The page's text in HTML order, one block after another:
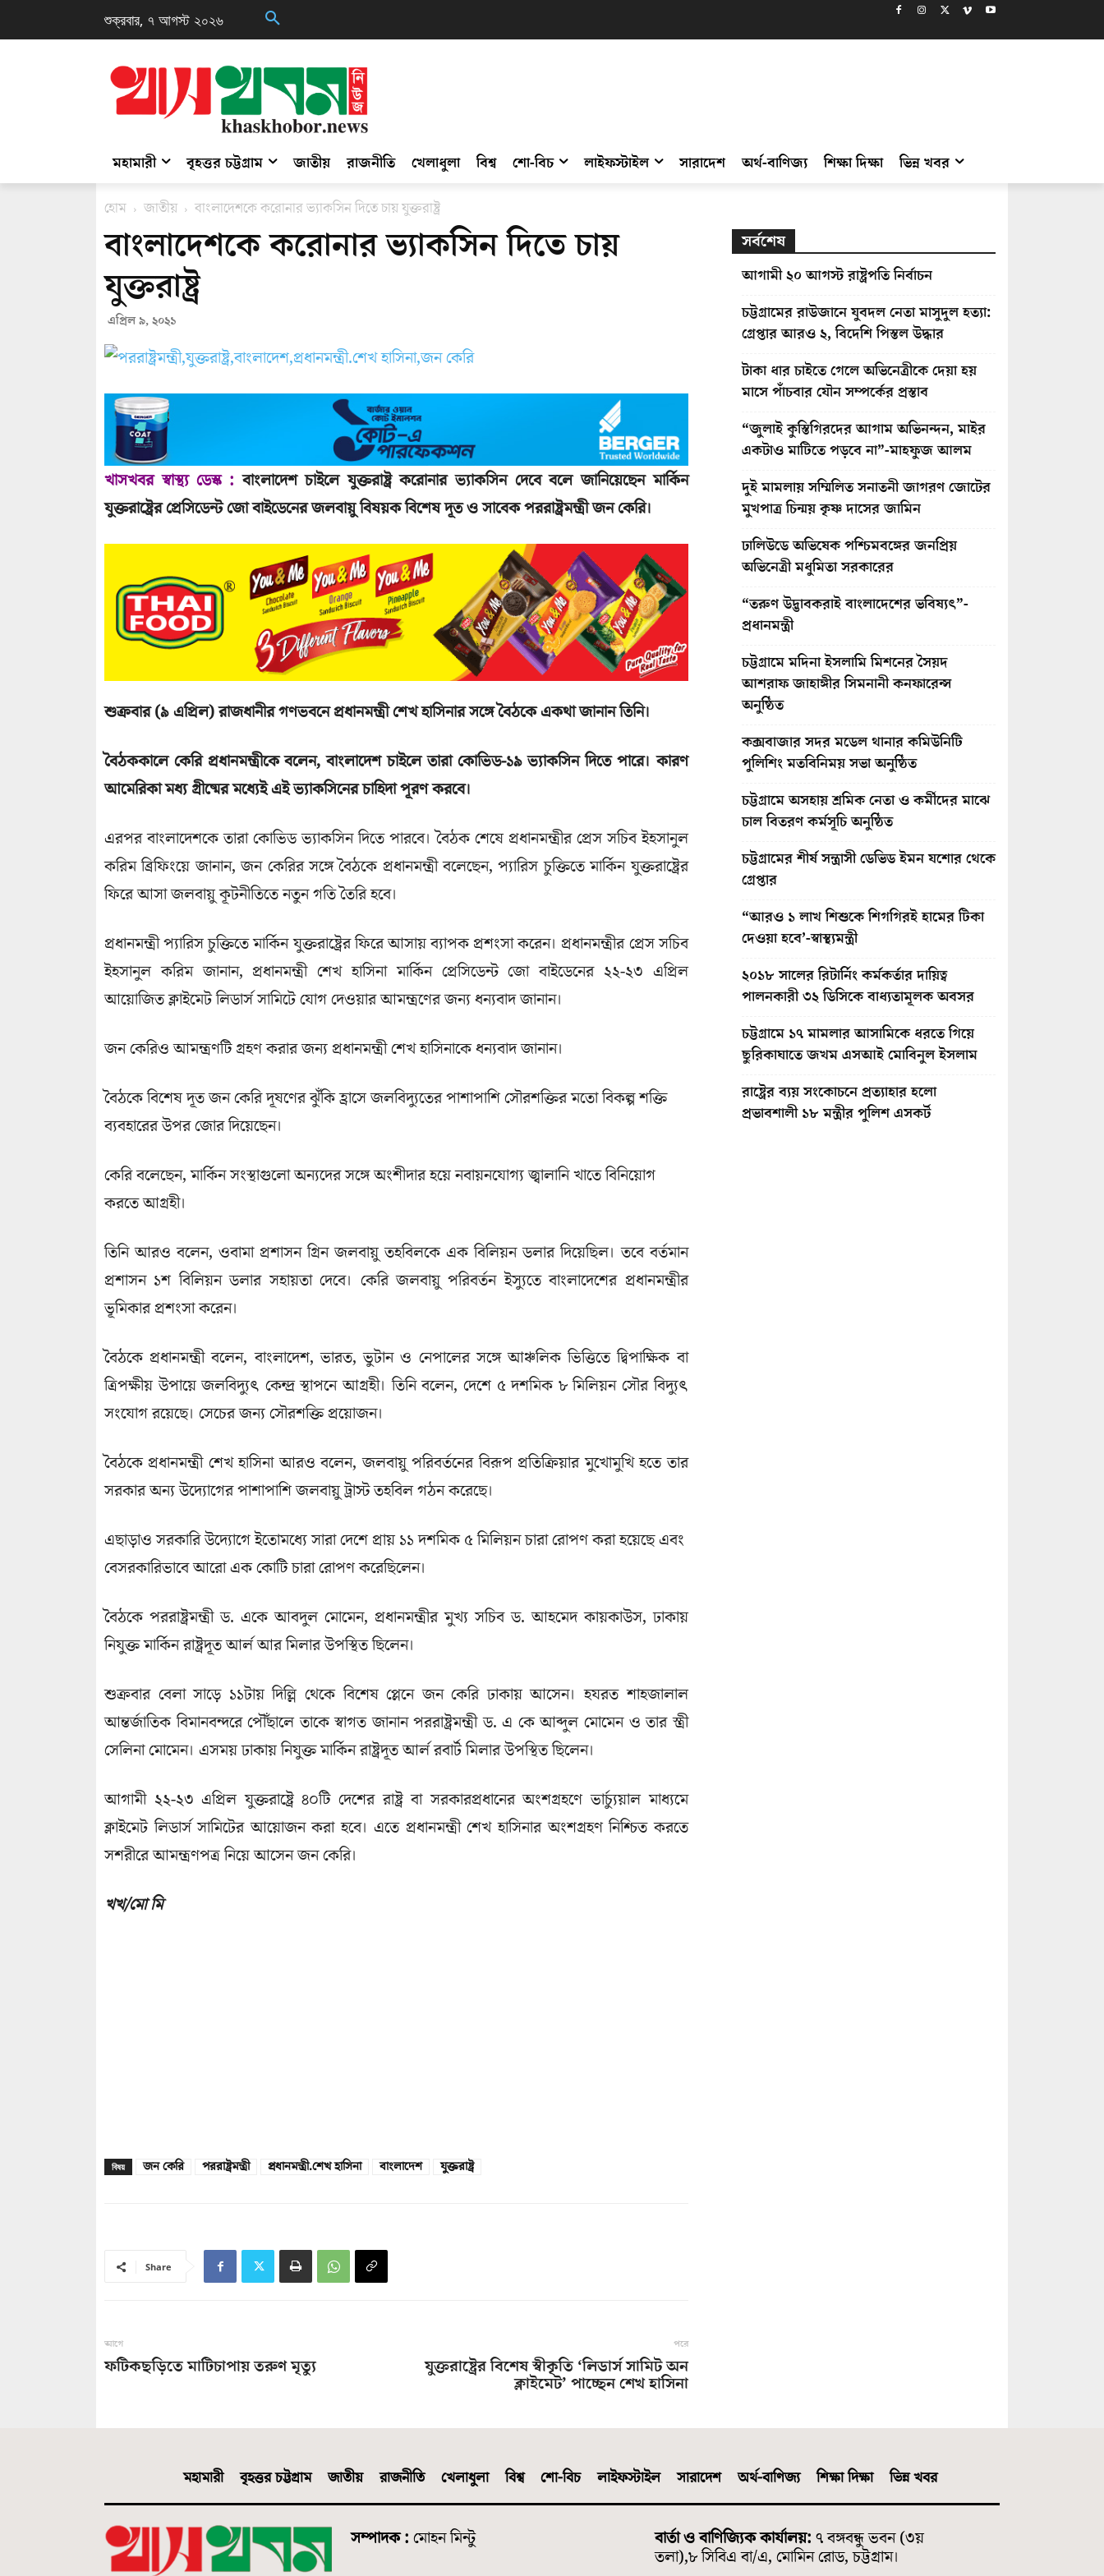
শুক্রবার, ৭ আগস্ট ২০২৬
মহামারী বৃহত্তর চট্টগ্রাম জাতীয় রাজনীতি খেলাধুলা বিশ্ব শো-বিচ লাইফস্টাইল সারাদেশ অর্থ-বাণিজ্য শিক্ষা দিক্ষা ভিন্ন খবর
হোম জাতীয় বাংলাদেশকে করোনার ভ্যাকসিন দিতে চায় যুক্তরাষ্ট্র
বাংলাদেশকে করোনার ভ্যাকসিন দিতে চায়
যুক্তরাষ্ট্র
এপ্রিল ৯, ২০২১
খাসখবর স্বাস্থ‌্য ডেস্ক : বাংলাদেশ চাইলে যুক্তরাষ্ট্র করোনার ভ্যাকসিন দেবে বলে জানিয়েছেন মার্কিন
যুক্তরাষ্ট্রের প্রেসিডেন্ট জো বাইডেনের জলবায়ু বিষয়ক বিশেষ দূত ও সাবেক পররাষ্ট্রমন্ত্রী জন কেরি।
শুক্রবার (৯ এপ্রিল) রাজধানীর গণভবনে প্রধানমন্ত্রী শেখ হাসিনার সঙ্গে বৈঠকে একথা জানান তিনি।
বৈঠককালে কেরি প্রধানমন্ত্রীকে বলেন, বাংলাদেশ চাইলে তারা কোভিড-১৯ ভ্যাকসিন দিতে পারে। কারণ
আমেরিকা মধ্য গ্রীষ্মের মধ্যেই এই ভ্যাকসিনের চাহিদা পূরণ করবে।
এরপর বাংলাদেশকে তারা কোভিড ভ্যাকসিন দিতে পারবে। বৈঠক শেষে প্রধানমন্ত্রীর প্রেস সচিব ইহসানুল
করিম ব্রিফিংয়ে জানান, জন কেরির সঙ্গে বৈঠকে প্রধানমন্ত্রী বলেছেন, প্যারিস চুক্তিতে মার্কিন যুক্তরাষ্ট্রের
ফিরে আসা জলবায়ু কূটনীতিতে নতুন গতি তৈরি হবে।
প্রধানমন্ত্রী প্যারিস চুক্তিতে মার্কিন যুক্তরাষ্ট্রের ফিরে আসায় ব্যাপক প্রশংসা করেন। প্রধানমন্ত্রীর প্রেস সচিব
ইহসানুল করিম জানান, প্রধানমন্ত্রী শেখ হাসিনা মার্কিন প্রেসিডেন্ট জো বাইডেনের ২২-২৩ এপ্রিল
আয়োজিত ক্লাইমেট লিডার্স সামিটে যোগ দেওয়ার আমন্ত্রণের জন্য ধন্যবাদ জানান।
জন কেরিও আমন্ত্রণটি গ্রহণ করার জন্য প্রধানমন্ত্রী শেখ হাসিনাকে ধন্যবাদ জানান।
বৈঠকে বিশেষ দূত জন কেরি দূষণের ঝুঁকি হ্রাসে জলবিদ্যুতের পাশাপাশি সৌরশক্তির মতো বিকল্প শক্তি
ব্যবহারের উপর জোর দিয়েছেন।
কেরি বলেছেন, মার্কিন সংস্থাগুলো অন্যদের সঙ্গে অংশীদার হয়ে নবায়নযোগ্য জ্বালানি খাতে বিনিয়োগ
করতে আগ্রহী।
তিনি আরও বলেন, ওবামা প্রশাসন গ্রিন জলবায়ু তহবিলকে এক বিলিয়ন ডলার দিয়েছিল। তবে বর্তমান
প্রশাসন ১শ বিলিয়ন ডলার সহায়তা দেবে। কেরি জলবায়ু পরিবর্তন ইস্যুতে বাংলাদেশের প্রধানমন্ত্রীর
ভূমিকার প্রশংসা করেন।
বৈঠকে প্রধানমন্ত্রী বলেন, বাংলাদেশ, ভারত, ভুটান ও নেপালের সঙ্গে আঞ্চলিক ভিত্তিতে দ্বিপাক্ষিক বা
ত্রিপক্ষীয় উপায়ে জলবিদ্যুৎ কেন্দ্র স্থাপনে আগ্রহী। তিনি বলেন, দেশে ৫ দশমিক ৮ মিলিয়ন সৌর বিদ্যুৎ
সংযোগ রয়েছে। সেচের জন্য সৌরশক্তি প্রয়োজন।
বৈঠকে প্রধানমন্ত্রী শেখ হাসিনা আরও বলেন, জলবায়ু পরিবর্তনের বিরূপ প্রতিক্রিয়ার মুখোমুখি হতে তার
সরকার অন্য উদ্যোগের পাশাপাশি জলবায়ু ট্রাস্ট তহবিল গঠন করেছে।
এছাড়াও সরকারি উদ্যোগে ইতোমধ্যে সারা দেশে প্রায় ১১ দশমিক ৫ মিলিয়ন চারা রোপণ করা হয়েছে এবং
বেসরকারিভাবে আরো এক কোটি চারা রোপণ করেছিলেন।
বৈঠকে পররাষ্ট্রমন্ত্রী ড. একে আবদুল মোমেন, প্রধানমন্ত্রীর মুখ্য সচিব ড. আহমেদ কায়কাউস, ঢাকায়
নিযুক্ত মার্কিন রাষ্ট্রদূত আর্ল আর মিলার উপস্থিত ছিলেন।
শুক্রবার বেলা সাড়ে ১১টায় দিল্লি থেকে বিশেষ প্লেনে জন কেরি ঢাকায় আসেন। হযরত শাহজালাল
আন্তর্জাতিক বিমানবন্দরে পৌঁছালে তাকে স্বাগত জানান পররাষ্ট্রমন্ত্রী ড. এ কে আব্দুল মোমেন ও তার স্ত্রী
সেলিনা মোমেন। এসময় ঢাকায় নিযুক্ত মার্কিন রাষ্ট্রদূত আর্ল রবার্ট মিলার উপস্থিত ছিলেন।
আগামী ২২-২৩ এপ্রিল যুক্তরাষ্ট্রে ৪০টি দেশের রাষ্ট্র বা সরকারপ্রধানের অংশগ্রহণে ভার্চ্যুয়াল মাধ্যমে
ক্লাইমেট লিডার্স সামিটের আয়োজন করা হবে। এতে প্রধানমন্ত্রী শেখ হাসিনার অংশগ্রহণ নিশ্চিত করতে
সশরীরে আমন্ত্রণপত্র নিয়ে আসেন জন কেরি।
খখ/মো মি
বিষয় জন কেরি পররাষ্ট্রমন্ত্রী প্রধানমন্ত্রী.শেখ হাসিনা বাংলাদেশ যুক্তরাষ্ট্র
Share
আগে
ফটিকছড়িতে মাটিচাপায় তরুণ মৃত্যু
পরে
যুক্তরাষ্ট্রের বিশেষ স্বীকৃতি ‘লিডার্স সামিট অন
ক্লাইমেট’ পাচ্ছেন শেখ হাসিনা
সর্বশেষ
আগামী ২০ আগস্ট রাষ্ট্রপতি নির্বাচন
চট্টগ্রামের রাউজানে যুবদল নেতা মাসুদুল হত্যা:
গ্রেপ্তার আরও ২, বিদেশি পিস্তল উদ্ধার
টাকা ধার চাইতে গেলে অভিনেত্রীকে দেয়া হয়
মাসে পাঁচবার যৌন সম্পর্কের প্রস্তাব
“জুলাই কুস্তিগিরদের আগাম অভিনন্দন, মাইর
একটাও মাটিতে পড়বে না”-মাহফুজ আলম
দুই মামলায় সম্মিলিত সনাতনী জাগরণ জোটের
মুখপাত্র চিন্ময় কৃষ্ণ দাসের জামিন
ঢালিউডে অভিষেক পশ্চিমবঙ্গের জনপ্রিয়
অভিনেত্রী মধুমিতা সরকারের
“তরুণ উদ্ভাবকরাই বাংলাদেশের ভবিষ্যৎ”-
প্রধানমন্ত্রী
চট্টগ্রামে মদিনা ইসলামি মিশনের সৈয়দ
আশরাফ জাহাঙ্গীর সিমনানী কনফারেন্স
অনুষ্ঠিত
কক্সবাজার সদর মডেল থানার কমিউনিটি
পুলিশিং মতবিনিময় সভা অনুষ্ঠিত
চট্টগ্রামে অসহায় শ্রমিক নেতা ও কর্মীদের মাঝে
চাল বিতরণ কর্মসূচি অনুষ্ঠিত
চট্টগ্রামের শীর্ষ সন্ত্রাসী ডেভিড ইমন যশোর থেকে
গ্রেপ্তার
“আরও ১ লাখ শিশুকে শিগগিরই হামের টিকা
দেওয়া হবে’-স্বাস্থ্যমন্ত্রী
২০১৮ সালের রিটার্নিং কর্মকর্তার দায়িত্ব
পালনকারী ৩২ ডিসিকে বাধ্যতামূলক অবসর
চট্টগ্রামে ১৭ মামলার আসামিকে ধরতে গিয়ে
ছুরিকাঘাতে জখম এসআই মোবিনুল ইসলাম
রাষ্ট্রের ব্যয় সংকোচনে প্রত্যাহার হলো
প্রভাবশালী ১৮ মন্ত্রীর পুলিশ এসকর্ট
মহামারী বৃহত্তর চট্টগ্রাম জাতীয় রাজনীতি খেলাধুলা বিশ্ব শো-বিচ লাইফস্টাইল সারাদেশ অর্থ-বাণিজ্য শিক্ষা দিক্ষা ভিন্ন খবর
সম্পাদক : মোহন মিন্টু বার্তা ও বাণিজ্যিক কার্যালয়: ৭ বঙ্গবন্ধু ভবন (৩য়
তলা),৮ সিবিএ বা/এ, মোমিন রোড, চট্টগ্রাম।